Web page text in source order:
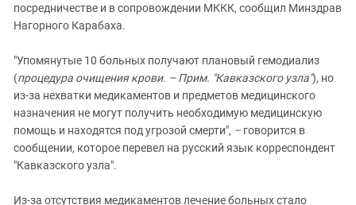
посредничестве и в сопровождении МККК, сообщил Минздрав
Нагорного Карабаха.
"Упомянутые 10 больных получают плановый гемодиализ
(процедура очищения крови. – Прим. "Кавказского узла"), но
из-за нехватки медикаментов и предметов медицинского
назначения не могут получить необходимую медицинскую
помощь и находятся под угрозой смерти", –говорится в
сообщении, которое перевел на русский язык корреспондент
"Кавказского узла".
Из-за отсутствия медикаментов лечение больных стало